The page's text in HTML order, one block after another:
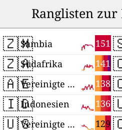
Ranglisten
🇿🇲 151
Sambia
🇿🇦 141
Südafrika
🇦🇪 138
Vereinigte Arabische Emirate
🇮🇩 136
Indonesien
🇺🇸 129
Vereinigte Staaten